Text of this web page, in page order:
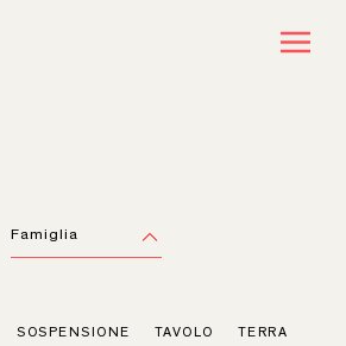
Famiglia
SOSPENSIONE TAVOLO TERRA